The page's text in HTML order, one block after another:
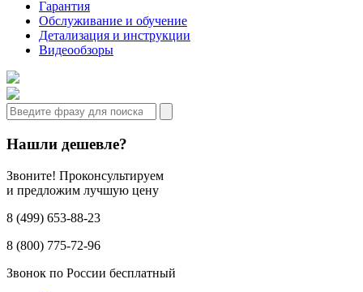
Гарантия
Обслуживание и обучение
Детализация и инструкции
Видеообзоры
Нашли дешевле?
Звоните! Проконсультируем
и предложим лучшую цену
8 (499) 653-88-23
8 (800) 775-72-96
Звонок по России бесплатный